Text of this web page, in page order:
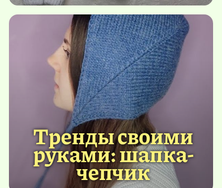
Тренды своими
руками: шапка-
чепчик